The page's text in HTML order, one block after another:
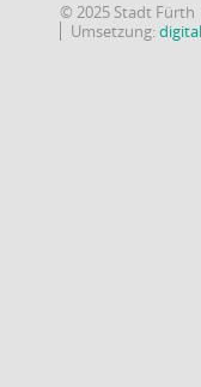
© 2025 Stadt Fürth
Umsetzung: